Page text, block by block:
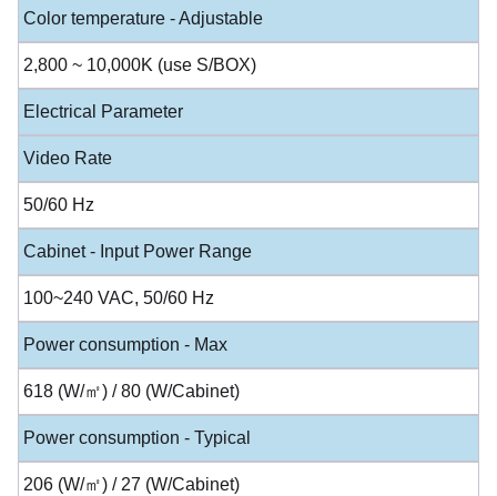
Color temperature - Adjustable
2,800 ~ 10,000K (use S/BOX)
Electrical Parameter
Video Rate
50/60 Hz
Cabinet - Input Power Range
100~240 VAC, 50/60 Hz
Power consumption - Max
618 (W/㎡) / 80 (W/Cabinet)
Power consumption - Typical
206 (W/㎡) / 27 (W/Cabinet)